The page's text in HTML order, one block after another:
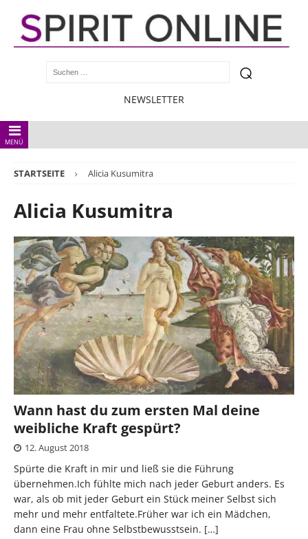
NEWSLETTER
MENÜ
STARTSEITE Alicia Kusumitra
Alicia Kusumitra
Wann hast du zum ersten Mal deine
weibliche Kraft gespürt?
12. August 2018
Spürte die Kraft in mir und ließ sie die Führung
übernehmen.Ich fühlte mich nach jeder Geburt anders. Es
war, als ob mit jeder Geburt ein Stück meiner Selbst sich
mehr und mehr entfaltete.Früher war ich ein Mädchen,
dann eine Frau ohne Selbstbewusstsein. […]